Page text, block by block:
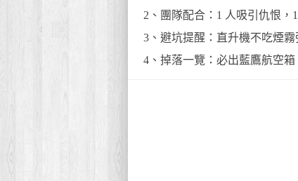
2、團隊配合：1 人吸引仇恨
3、避坑提醒：直升機不吃煙
4、掉落一覽：必出藍鷹航空